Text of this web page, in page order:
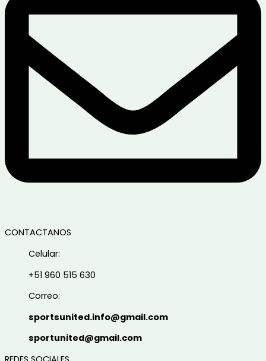
CONTACTANOS
Celular:
+51 960 515 630
Correo:
sportsunited.info@gmail.com
sportunited@gmail.com